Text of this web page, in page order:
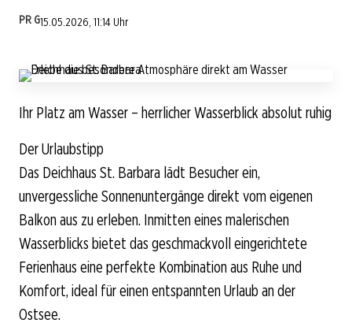
PR G15.05.2026, 11:14 Uhr
Ihr Platz am Wasser – herrlicher Wasserblick absolut ruhig
Der Urlaubstipp
Das Deichhaus St. Barbara lädt Besucher ein,
unvergessliche Sonnenuntergänge direkt vom eigenen
Balkon aus zu erleben. Inmitten eines malerischen
Wasserblicks bietet das geschmackvoll eingerichtete
Ferienhaus eine perfekte Kombination aus Ruhe und
Komfort, ideal für einen entspannten Urlaub an der
Ostsee.